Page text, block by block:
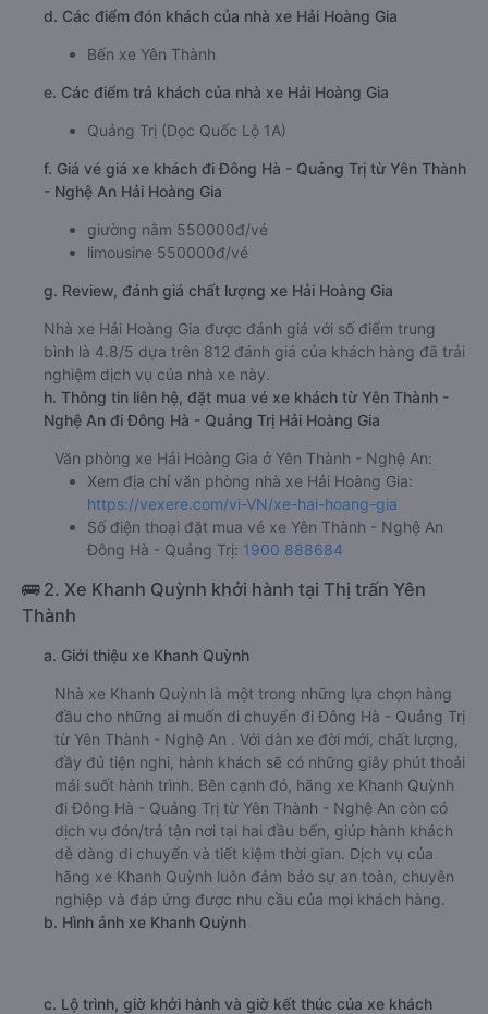
d. Các điểm đón khách của nhà xe Hải Hoàng Gia
Bến xe Yên Thành
e. Các điểm trả khách của nhà xe Hải Hoàng Gia
Quảng Trị (Dọc Quốc Lộ 1A)
f. Giá vé giá xe khách đi Đông Hà - Quảng Trị từ Yên Thành
- Nghệ An Hải Hoàng Gia
giường nằm 550000đ/vé
limousine 550000đ/vé
g. Review, đánh giá chất lượng xe Hải Hoàng Gia
Nhà xe Hải Hoàng Gia được đánh giá với số điểm trung
bình là 4.8/5 dựa trên 812 đánh giá của khách hàng đã trải
nghiệm dịch vụ của nhà xe này.
h. Thông tin liên hệ, đặt mua vé xe khách từ Yên Thành -
Nghệ An đi Đông Hà - Quảng Trị Hải Hoàng Gia
Văn phòng xe Hải Hoàng Gia ở Yên Thành - Nghệ An:
Xem địa chỉ văn phòng nhà xe Hải Hoàng Gia:
https://vexere.com/vi-VN/xe-hai-hoang-gia
Số điện thoại đặt mua vé xe Yên Thành - Nghệ An
Đông Hà - Quảng Trị: 1900 888684
🚌 2. Xe Khanh Quỳnh khởi hành tại Thị trấn Yên
Thành
a. Giới thiệu xe Khanh Quỳnh
Nhà xe Khanh Quỳnh là một trong những lựa chọn hàng
đầu cho những ai muốn di chuyển đi Đông Hà - Quảng Trị
từ Yên Thành - Nghệ An . Với dàn xe đời mới, chất lượng,
đầy đủ tiện nghi, hành khách sẽ có những giây phút thoải
mái suốt hành trình. Bên cạnh đó, hãng xe Khanh Quỳnh
đi Đông Hà - Quảng Trị từ Yên Thành - Nghệ An còn có
dịch vụ đón/trả tận nơi tại hai đầu bến, giúp hành khách
dễ dàng di chuyển và tiết kiệm thời gian. Dịch vụ của
hãng xe Khanh Quỳnh luôn đảm bảo sự an toàn, chuyên
nghiệp và đáp ứng được nhu cầu của mọi khách hàng.
b. Hình ảnh xe Khanh Quỳnh
c. Lộ trình, giờ khởi hành và giờ kết thúc của xe khách